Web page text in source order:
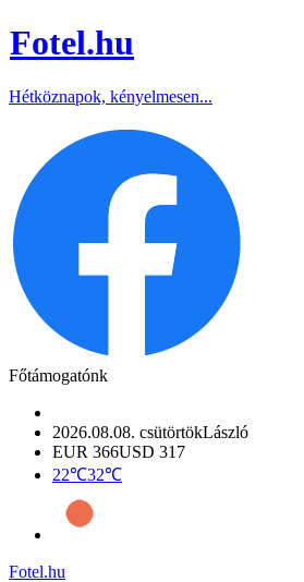
Fotel.hu
Hétköznapok, kényelmesen...
Főtámogatónk
2026.08.08. csütörtökLászló
EUR 366USD 317
22℃32℃
Fotel.hu